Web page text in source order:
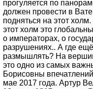
прогуляется по
должен провести в
подняться на этот
этот холм это
о императорах, о
разрушениях.. А где
размышлять? На
это одно из самых
Борисовны
мае 2017 года. Артур